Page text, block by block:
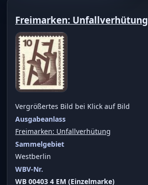
Freimarken: Unfallverhütung
Vergrößertes Bild bei Klick auf Bild
Ausgabeanlass
Freimarken: Unfallverhütung
Sammelgebiet
Westberlin
WBV-Nr.
WB 00403 4 EM (Einzelmarke)